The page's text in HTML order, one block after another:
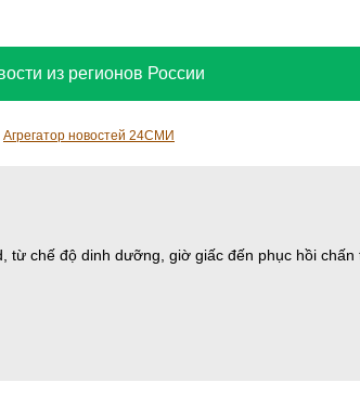
из регионов России
Агрегатор новостей 24СМИ
từ chế độ dinh dưỡng, giờ giấc đến phục hồi